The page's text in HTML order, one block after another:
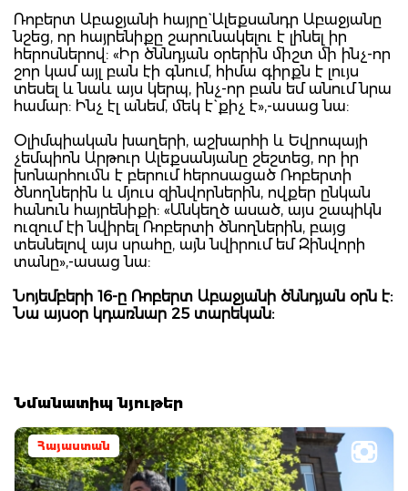
Ռոբերտ Աբաջյանի հայրը` Ալեքսանդր Աբաջյանը
նշեց, որ հայրենիքը շարունակելու է լինել իր
հերոսներով: «Իր ծննդյան օրերին միշտ մի ինչ-որ
շոր կամ այլ բան էի գնում, հիմա գիրքն է լույս
տեսել և նաև այս կերպ, ինչ-որ բան եմ անում նրա
համար: Ինչ էլ անեմ, մեկ է` քիչ է»,-ասաց նա:
Օլիմպիական խաղերի, աշխարհի և Եվրոպայի
չեմպիոն Արթուր Ալեքսանյանը շեշտեց, որ իր
խոնարհումն է բերում հերոսացած Ռոբերտի
ծնողներին և մյուս զինվորներին, ովքեր ընկան
հանուն հայրենիքի: «Անկեղծ ասած, այս շապիկն
ուզում էի նվիրել Ռոբերտի ծնողներին, բայց
տեսնելով այս սրահը, այն նվիրում եմ Զինվորի
տանը»,-ասաց նա:
Նոյեմբերի 16-ը Ռոբերտ Աբաջյանի ծննդյան օրն է:
Նա այսօր կդառնար 25 տարեկան:
Նմանատիպ նյութեր
Հայաստան